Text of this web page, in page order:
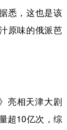
悉，这也是该
原味的俄派芭
相天津大剧
超10亿次，综